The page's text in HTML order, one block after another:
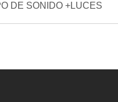
DE SONIDO +LUCES